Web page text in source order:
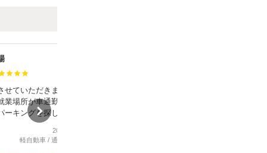
せていただきました。単
業場所が車通勤NGだった
ーキングを探しておりま
ズBの北上寮駐車場を発見
ット予約もスムーズでし
2026年2月20日
軽自動車/ 通勤、ビジネス